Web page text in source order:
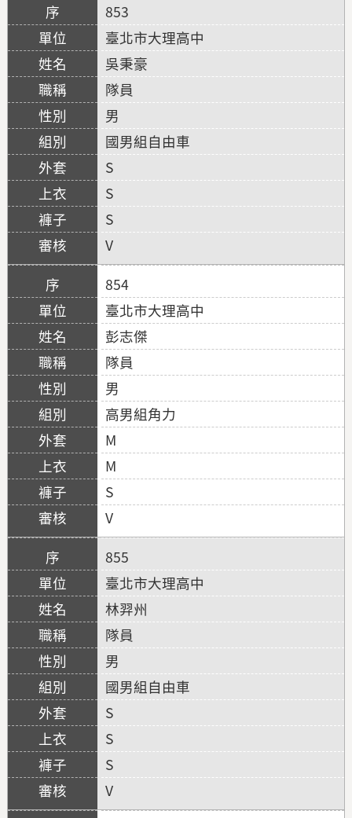
853
臺北市大理高中
吳秉豪
隊員
男
國男組自由車
S
S
S
V
854
臺北市大理高中
彭志傑
隊員
男
高男組角力
M
M
S
V
855
臺北市大理高中
林羿州
隊員
男
國男組自由車
S
S
S
V